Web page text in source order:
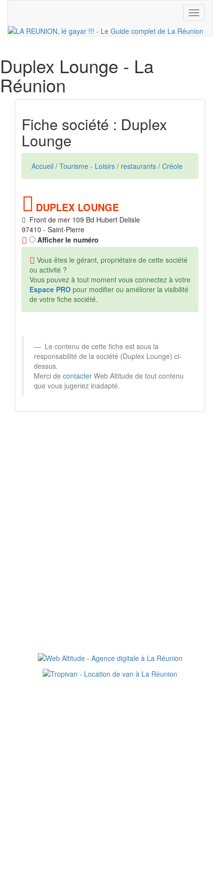
Toggle
Duplex Lounge - La
Réunion
Fiche société : Duplex
Lounge
Accueil / Tourisme - Loisirs / restaurants / Créole
DUPLEX LOUNGE
Front de mer 109 Bd Hubert Delisle
97410 - Saint-Pierre
Afficher le numéro
Vous êtes le gérant, propriétaire de cette société
ou activité ?
Vous pouvez à tout moment vous connectez à votre
Espace PRO pour modifier ou améliorer la visibilité
de votre fiche société.
Le contenu de cette fiche est sous la
responsabilité de la société (Duplex Lounge) ci-
dessus.
Merci de contacter Web Altitude de tout contenu
que vous jugeriez inadapté.